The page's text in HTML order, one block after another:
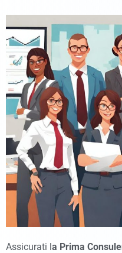
Assicurati la Prima